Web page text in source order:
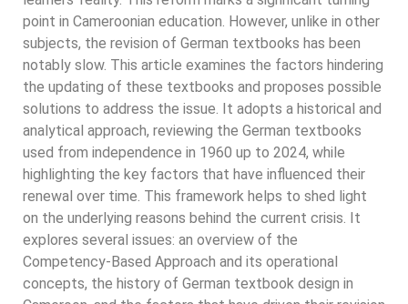
point in Cameroonian education. However, unlike in other
subjects, the revision of German textbooks has been
notably slow. This article examines the factors hindering
the updating of these textbooks and proposes possible
solutions to address the issue. It adopts a historical and
analytical approach, reviewing the German textbooks
used from independence in 1960 up to 2024, while
highlighting the key factors that have influenced their
renewal over time. This framework helps to shed light
on the underlying reasons behind the current crisis. It
explores several issues: an overview of the
Competency-Based Approach and its operational
concepts, the history of German textbook design in